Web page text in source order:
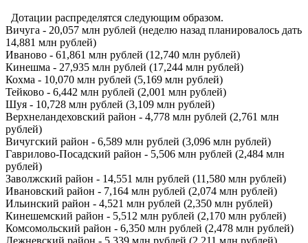
Дотации распределятся следующим образом.
Вичуга - 20,057 млн рублей (неделю назад планировалось дать
14,881 млн рублей)
Иваново - 61,861 млн рублей (12,740 млн рублей)
Кинешма - 27,935 млн рублей (17,244 млн рублей)
Кохма - 10,070 млн рублей (5,169 млн рублей)
Тейково - 6,442 млн рублей (2,001 млн рублей)
Шуя - 10,728 млн рублей (3,109 млн рублей)
Верхнеландеховский район - 4,778 млн рублей (2,761 млн
рублей)
Вичугский район - 6,589 млн рублей (3,096 млн рублей)
Гаврилово-Посадский район - 5,506 млн рублей (2,484 млн
рублей)
Заволжский район - 14,551 млн рублей (11,580 млн рублей)
Ивановский район - 7,164 млн рублей (2,074 млн рублей)
Ильинский район - 4,521 млн рублей (2,350 млн рублей)
Кинешемский район - 5,512 млн рублей (2,170 млн рублей)
Комсомольский район - 6,350 млн рублей (2,478 млн рублей)